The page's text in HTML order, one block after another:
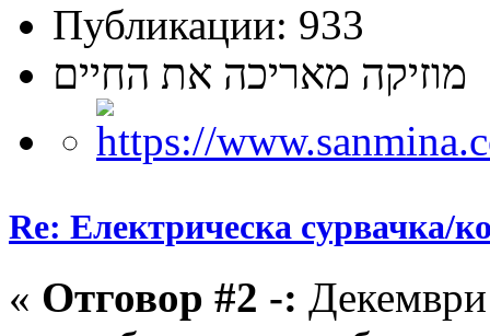
Публикации: 933
מוזיקה מאריכה את החיים
Re: Електрическа сурвачка/
« Отговор #2 -: